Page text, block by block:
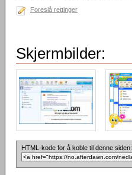
Foreslå rettinger
Skjermbilder:
HTML-kode for å koble til denne siden: